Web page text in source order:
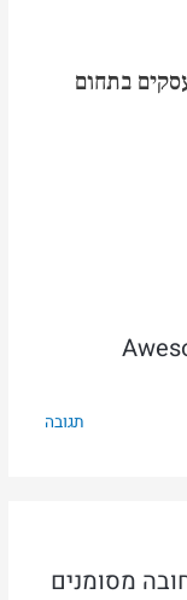
בתחום
תגובה
מסומנים